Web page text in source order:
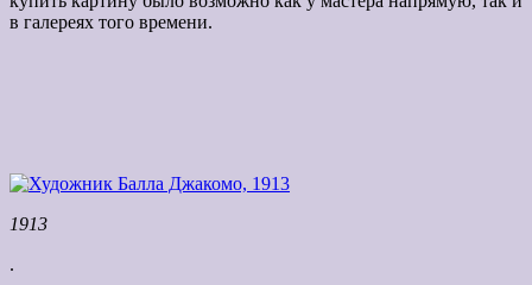
в галереях того времени.
1913
.